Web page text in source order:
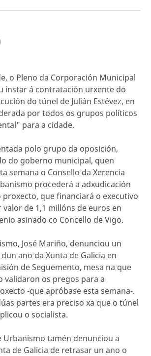
o Pleno da Corporación Municipal
instar á contratación urxente do
do túnel de Julián Estévez, en
por todos os grupos políticos
para a cidade.
polo grupo da oposición,
do goberno municipal, quen
semana o Consello da Xerencia
procederá a adxudicación
proxecto, que financiará o executivo
de 1,1 millóns de euros en
asinado co Concello de Vigo.
José Mariño, denunciou un
ano da Xunta de Galicia en
de Seguemento, mesa na que
validaron os pregos para a
-que apróbase esta semana-.
partes era preciso xa que o túnel
o socialista.
Urbanismo tamén denunciou a
de Galicia de retrasar un ano o